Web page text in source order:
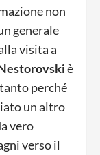
non
generale
visita a
è
perché
un altro
vero
verso il